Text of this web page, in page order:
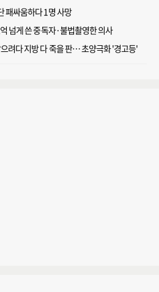
패싸움하다 1명 사망
넘게 쓴 중독자·불법촬영한 의사
려다 지방 다 죽을 판… 초양극화 '경고등'